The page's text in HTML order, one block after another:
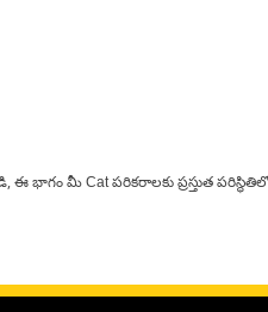
భాగం మీ Cat పరికరాలకు ప్రస్తుత